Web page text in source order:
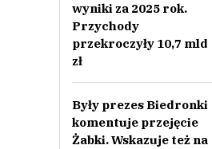
wyniki za 2025 rok.
Przychody
przekroczyły 10,7 mld
zł
Były prezes Biedronki
komentuje przejęcie
Żabki. Wskazuje też na